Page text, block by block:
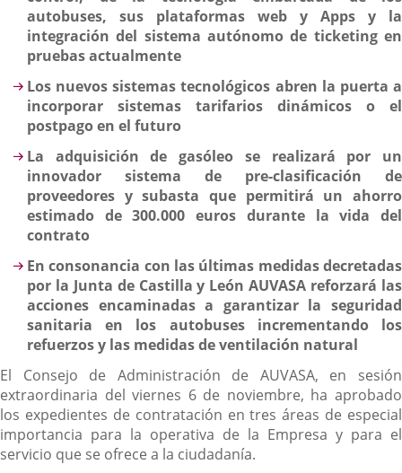
autobuses, sus plataformas web y Apps y la
integración del sistema autónomo de ticketing en
pruebas actualmente
Los nuevos sistemas tecnológicos abren la puerta a
incorporar sistemas tarifarios dinámicos o el
postpago en el futuro
La adquisición de gasóleo se realizará por un
innovador sistema de pre-clasificación de
proveedores y subasta que permitirá un ahorro
estimado de 300.000 euros durante la vida del
contrato
En consonancia con las últimas medidas decretadas
por la Junta de Castilla y León AUVASA reforzará las
acciones encaminadas a garantizar la seguridad
sanitaria en los autobuses incrementando los
refuerzos y las medidas de ventilación natural
El Consejo de Administración de AUVASA, en sesión
extraordinaria del viernes 6 de noviembre, ha aprobado
los expedientes de contratación en tres áreas de especial
importancia para la operativa de la Empresa y para el
servicio que se ofrece a la ciudadanía.